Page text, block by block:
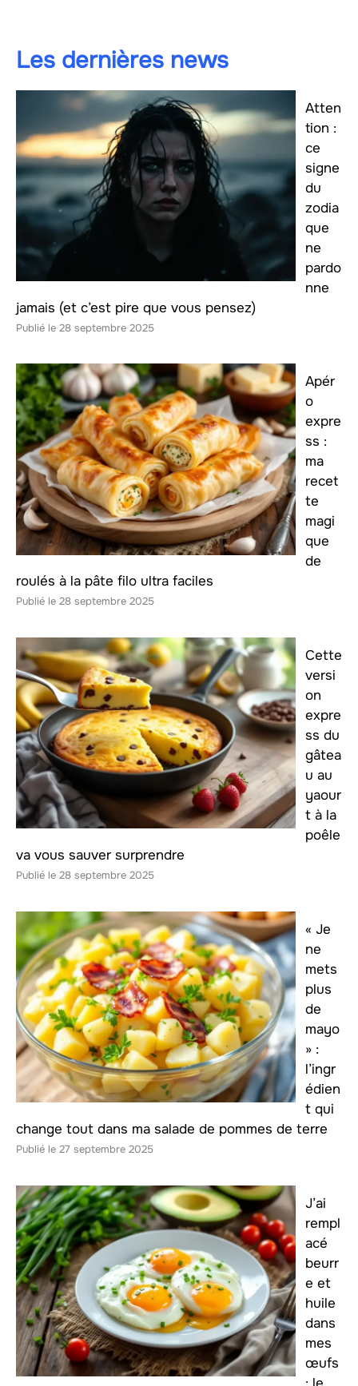
Les dernières news
Atten
tion :
ce
signe
du
zodia
que
ne
pardo
nne
jamais (et c’est pire que vous pensez)
28 septembre 2025
Apér
o
expre
ss :
ma
recet
te
magi
que
de
roulés à la pâte filo ultra faciles
28 septembre 2025
Cette
versi
on
expre
ss du
gâtea
u au
yaour
t à la
poêle
va vous sauver surprendre
28 septembre 2025
« Je
ne
mets
plus
de
mayo
» :
l’ingr
édien
t qui
change tout dans ma salade de pommes de terre
27 septembre 2025
J’ai
rempl
acé
beurr
e et
huile
dans
mes
œufs